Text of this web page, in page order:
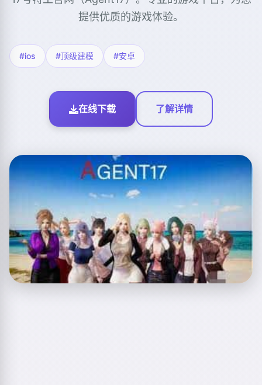
提供优质的游戏体验。
#ios #顶级建模 #安卓
在线下载 了解详情